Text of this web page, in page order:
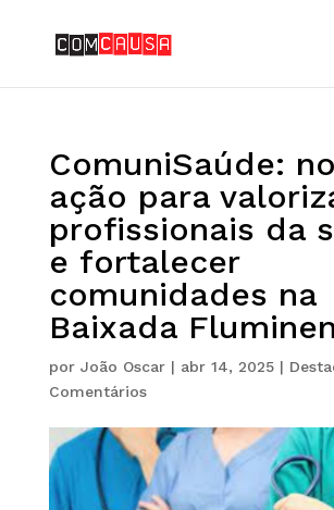
ComuniSaúde:
ação para
profissionais da
e fortalecer
comunidades na
Baixada
por João Oscar| abr 14, 2025|
Comentários